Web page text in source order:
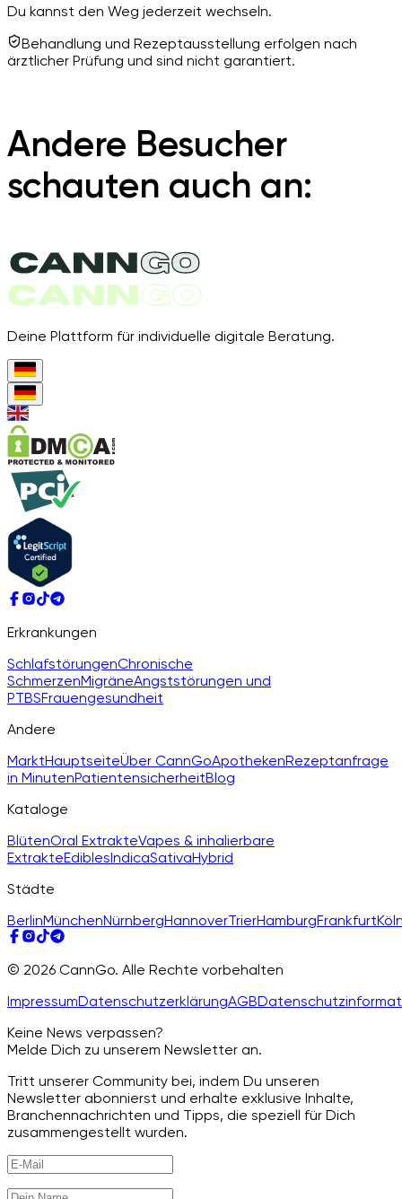
Du kannst den Weg jederzeit wechseln.
Behandlung und Rezeptausstellung erfolgen nach
ärztlicher Prüfung und sind nicht garantiert.
Andere Besucher
schauten auch an:
Deine Plattform für individuelle digitale Beratung.
Erkrankungen
SchlafstörungenChronische
SchmerzenMigräneAngststörungen und
PTBSFrauengesundheit
Andere
MarktHauptseiteÜber CannGoApothekenRezeptanfrage
in MinutenPatientensicherheitBlog
Kataloge
BlütenOral ExtrakteVapes & inhalierbare
ExtrakteEdiblesIndicaSativaHybrid
Städte
BerlinMünchenNürnbergHannoverTrierHamburgFrankfurt
© 2026 CannGo. Alle Rechte vorbehalten
ImpressumDatenschutzerklärungAGB
Keine News verpassen?
Melde Dich zu unserem Newsletter an.
Tritt unserer Community bei, indem Du unseren
Newsletter abonnierst und erhalte exklusive Inhalte,
Branchennachrichten und Tipps, die speziell für Dich
zusammengestellt wurden.